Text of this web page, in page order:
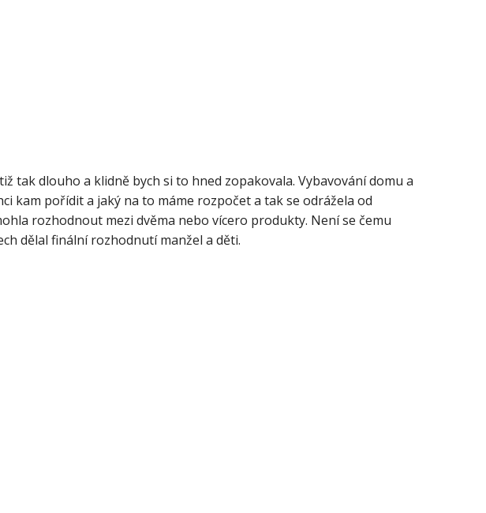
tak dlouho a klidně bych si to hned zopakovala. Vybavování domu a
kam pořídit a jaký na to máme rozpočet a tak se odrážela od
rozhodnout mezi dvěma nebo vícero produkty. Není se čemu
dělal finální rozhodnutí manžel a děti.